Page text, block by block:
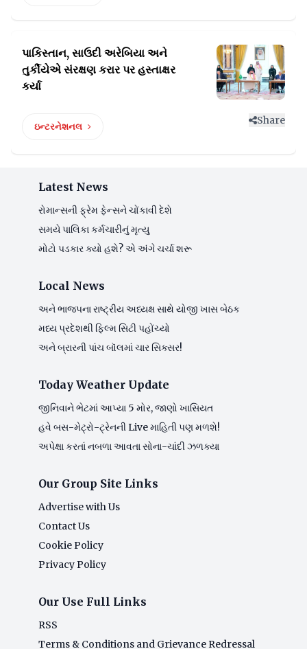
પાકિસ્તાન, સાઉદી અરેબિયા અને
તુર્કીયેએ સંરક્ષણ કરાર પર હસ્તાક્ષર
કર્યા
ઇન્ટરનેશનલ
Share
Latest News
રોમાન્સની ફ્રેમ ફેન્સને ચોંકાવી દેશે
સમયે પાલિકા કર્મચારીનું મૃત્યુ
મોટો પડકાર ક્યો હશે? એ અંગે ચર્ચા શરૂ
Local News
અને ભાજપના રાષ્ટ્રીય અધ્યક્ષ સાથે યોજી ખાસ બેઠક
મધ્ય પ્રદેશથી ફિલ્મ સિટી પહોંચ્યો
અને બ્રારની પાંચ બૉલમાં ચાર સિક્સર!
Today Weather Update
જીનિવાને ભેટમાં આપ્યા 5 મોર, જાણો ખાસિયત
હવે બસ-મેટ્રો-ટ્રેનની Live માહિતી પણ મળશે!
અપેક્ષા કરતાં નબળા આવતા સોના-ચાંદી ઝળક્યા
Our Group Site Links
Advertise with Us
Contact Us
Cookie Policy
Privacy Policy
Our Use Full Links
RSS
Terms & Conditions and Grievance Redressal